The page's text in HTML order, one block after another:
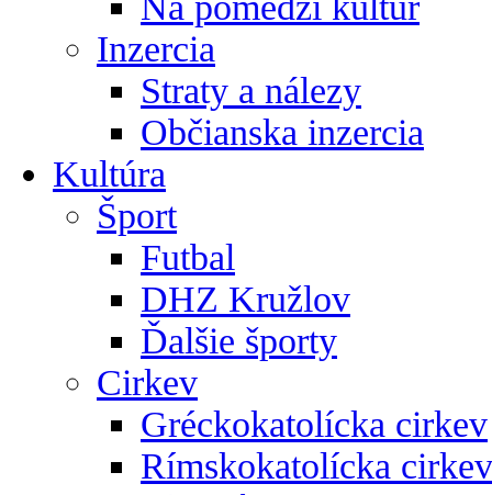
Inzercia
Straty a nálezy
Občianska inzercia
Kultúra
Šport
Futbal
DHZ Kružlov
Ďalšie športy
Cirkev
Gréckokatolícka cirkev
Rímskokatolícka cirkev